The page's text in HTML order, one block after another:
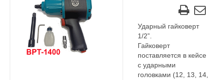
Ударный гайковерт
1/2”.
Гайковерт
поставляется в кейсе
с ударными
головками (12, 13, 14,